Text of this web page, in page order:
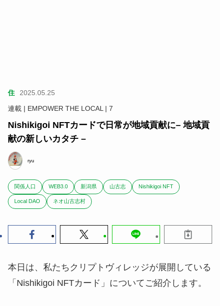
住
2025.05.25
連載 | EMPOWER THE LOCAL | 7
Nishikigoi NFTカードで日常が地域貢献に– 地域貢
献の新しいカタチ –
ryu
関係人口 WEB3.0 新潟県 山古志 Nishikigoi NFT
Local DAO ネオ山古志村
本日は、私たちクリプトヴィレッジが展開している
「Nishikigoi NFTカード」についてご紹介します。